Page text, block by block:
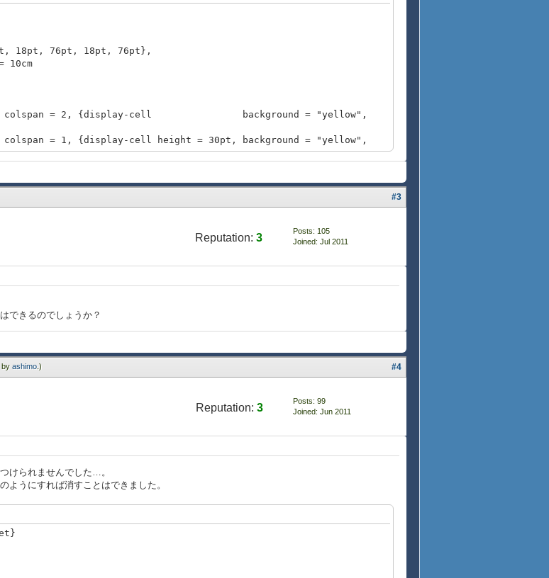
= 2,
= 2,
76pt, 18pt, 76pt},
colspan = 2, {display-cell background = "yellow",
= 1, {display-cell height = 30pt, background = "yellow",
= 5, {display-cell height = 20pt, background = "yellow",
= 2, {display-cell height = 20pt, background = "white", ""}}
rowspan = 2, {display-cell background = "white", ""}}
= 2, {display-cell height = 20pt, background = "white", ""}}
= 2, {display-cell height = 20pt, ""}}
= 2, {display-cell height = 20pt, background = "white", ""}}
#3
Reputation: 3
Posts: 105
Joined: Jul 2011
できるのでしょうか？
by ashimo .) #4
Reputation: 3
Posts: 99
Joined: Jun 2011
けられませんでした…。
ようにすれば消すことはできました。